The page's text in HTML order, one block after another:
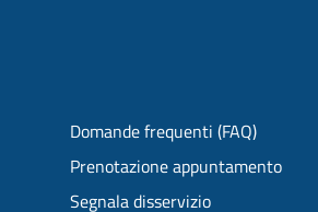
Domande frequenti (FAQ)
Prenotazione appuntamento
Segnala disservizio